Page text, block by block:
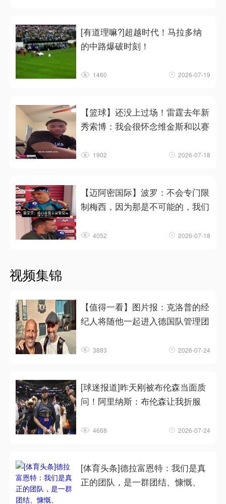
[有道理嘛?]超越时代！马拉多纳
的中路爆破时刻！
1460 2026-07-19
【篮球】还没上过场！雷霆去年新
秀索博：我会很怀念维金斯和以赛
1902 2026-07-18
【迈阿密国际】波罗：不会专门限
制梅西，因为那是不可能的，我们
4052 2026-07-18
视频集锦
【值得一看】图片报：克洛普的经
纪人将随他一起进入德国队管理团
3883 2026-07-24
[球迷报道]昨天刚被布伦森当面质
问！阿里纳斯：布伦森让我折服
4668 2026-07-24
[体育头条]德拉富恩特：我们是真
正的团队，是一群团结、慷慨、